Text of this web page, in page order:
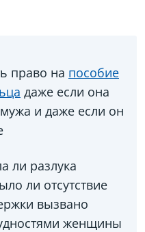
право на пособие
даже если она
и даже если он
ли разлука
ли отсутствие
вызвано
женщины